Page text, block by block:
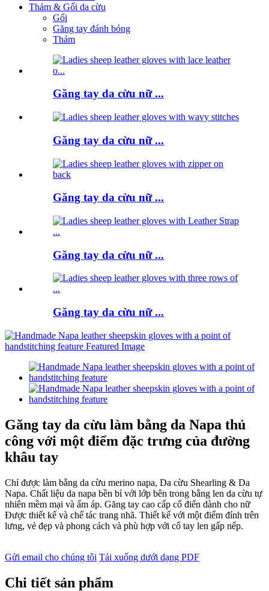
Thảm & Gối da cừu
Gối
Găng tay đánh bóng
Thảm
Găng tay da cừu nữ ...
Găng tay da cừu nữ ...
Găng tay da cừu nữ ...
Găng tay da cừu nữ ...
Găng tay da cừu nữ ...
Găng tay da cừu làm bằng da Napa thủ
công với một điểm đặc trưng của đường
khâu tay
Chỉ được làm bằng da cừu merino napa, Da cừu Shearling & Da
Napa. Chất liệu da napa bền bỉ với lớp bên trong bằng len da cừu tự
nhiên mềm mại và ấm áp. Găng tay cao cấp cổ điển dành cho nữ
Được thiết kế và chế tác trang nhã. Thiết kế với một điểm đính trên
lưng, vẻ đẹp và phong cách và phù hợp với cổ tay len gấp nếp.
Gửi email cho chúng tôi Tải xuống dưới dạng PDF
Chi tiết sản phẩm